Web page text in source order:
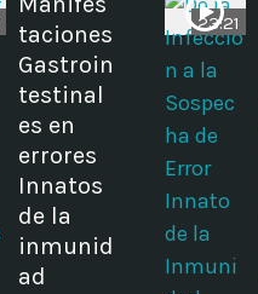
taciones
Gastroin
testinal
es en
errores
Innatos
de la
inmunid
ad
23:21